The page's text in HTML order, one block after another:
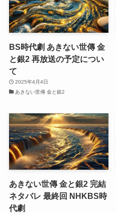
BS時代劇 あきない世傳 金
と銀2 再放送の予定につい
て
2025年4月4日
あきない世傳 金と銀2
あきない世傳 金と銀2 完結
ネタバレ 最終回 NHKBS時
代劇